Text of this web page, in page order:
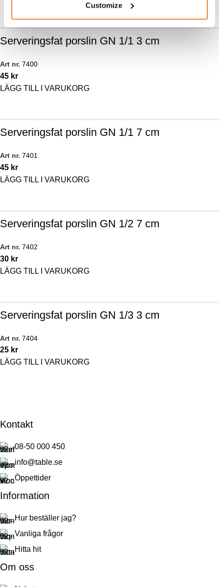
Customize
Serveringsfat porslin GN 1/1 3 cm
Art nr. 7400
45 kr
LÄGG TILL I VARUKORG
Serveringsfat porslin GN 1/1 7 cm
Art nr. 7401
45 kr
LÄGG TILL I VARUKORG
Serveringsfat porslin GN 1/2 7 cm
Art nr. 7402
30 kr
LÄGG TILL I VARUKORG
Serveringsfat porslin GN 1/3 3 cm
Art nr. 7404
25 kr
LÄGG TILL I VARUKORG
Kontakt
08-50 000 450
info@table.se
Öppettider
Information
Hur beställer jag?
Vanliga frågor
Hitta hit
Om oss